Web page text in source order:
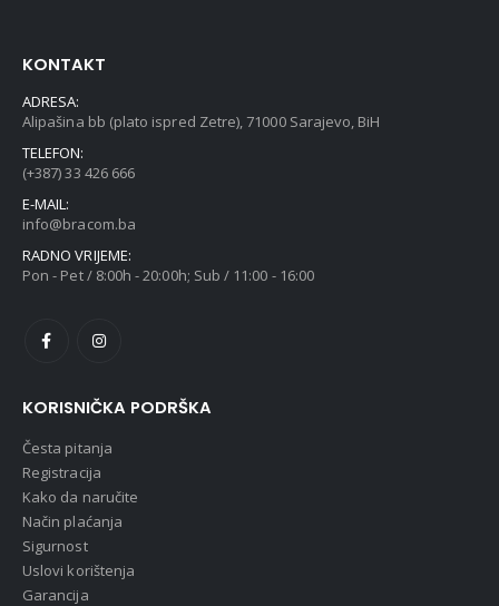
KONTAKT
ADRESA:
Alipašina bb (plato ispred Zetre), 71000 Sarajevo, BiH
TELEFON:
(+387) 33 426 666
E-MAIL:
info@bracom.ba
RADNO VRIJEME:
Pon - Pet / 8:00h - 20:00h; Sub / 11:00 - 16:00
KORISNIČKA PODRŠKA
Česta pitanja
Registracija
Kako da naručite
Način plaćanja
Sigurnost
Uslovi korištenja
Garancija